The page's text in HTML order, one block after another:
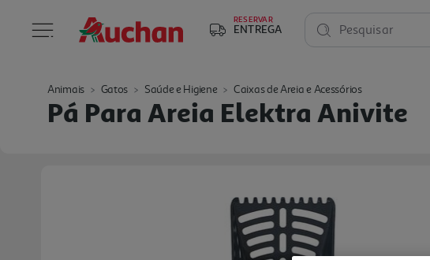
RESERVAR
ENTREGA Pesquisar
Animais Gatos Saúde e Higiene Caixas de Areia e Acessórios
Pá Para Areia Elektra Anivite